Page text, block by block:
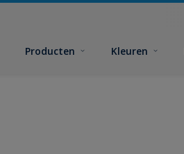
Producten Kleuren